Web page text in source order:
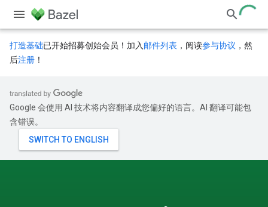
打造基础已开始招募创始会员！加入 邮件列表 ，阅读参与协议 ，然
后注册 ！
Google 会使用 AI 技术将内容翻译成您偏好的语言。AI 翻译可能包
含错误。